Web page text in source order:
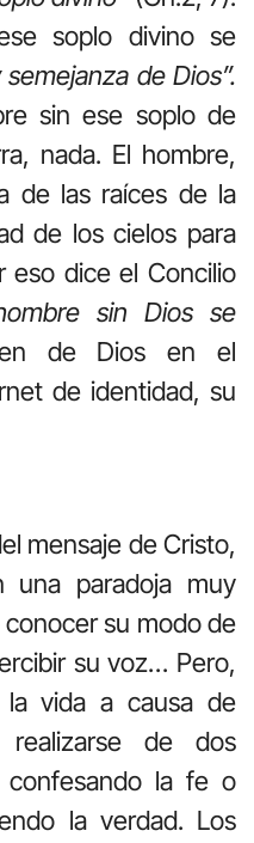
soplo divino se
semejanza de Dios”.
sin ese soplo de
nada. El hombre,
de las raíces de la
de los cielos para
eso dice el Concilio
sin Dios se
de Dios en el
de identidad, su
mensaje de Cristo,
una paradoja muy
su modo de
su voz… Pero,
la vida a causa de
realizarse de dos
confesando la fe o
la verdad. Los